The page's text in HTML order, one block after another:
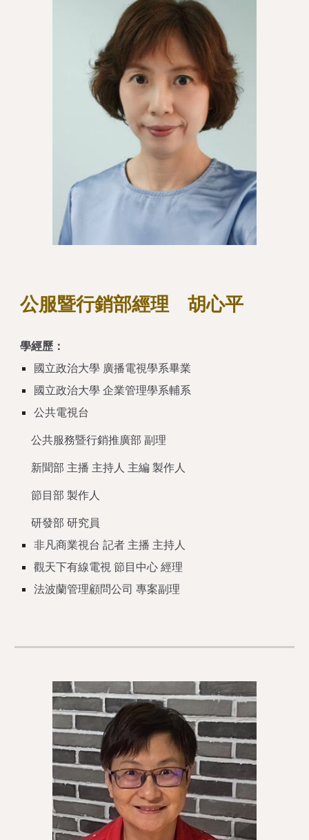
公服暨行銷部經理 胡心平
學經歷：
國立政治大學 廣播電視學系畢業
國立政治大學 企業管理學系輔系
公共電視台
公共服務暨行銷推廣部 副理
新聞部 主播 主持人 主編 製作人
節目部 製作人
研發部 研究員
非凡商業視台 記者 主播 主持人
觀天下有線電視 節目中心 經理
法波蘭管理顧問公司 專案副理